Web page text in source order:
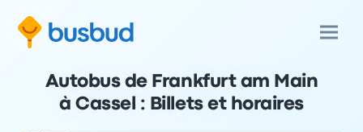
Autobus de Frankfurt am Main
à Cassel : Billets et horaires